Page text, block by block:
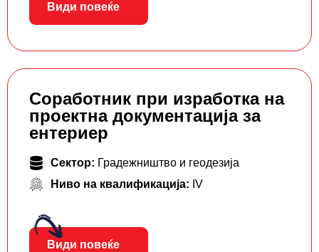
Види повеќе
Соработник при изработка на
проектна документација за
ентериер
Сектор: Градежништво и геодезија
Ниво на квалификација: IV
Види повеќе